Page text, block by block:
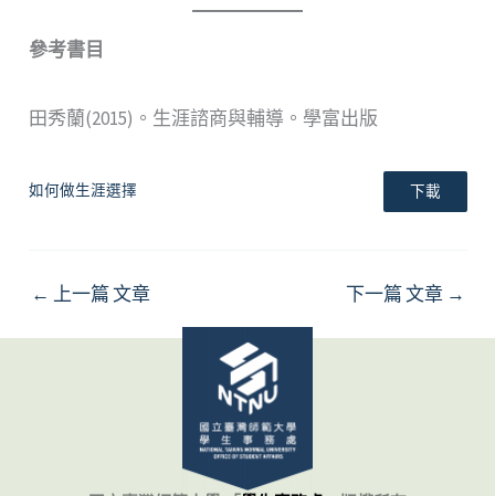
參考書目
田秀蘭(2015)。生涯諮商與輔導。學富出版
如何做生涯選擇 下載
← 上一篇 文章 下一篇 文章 →